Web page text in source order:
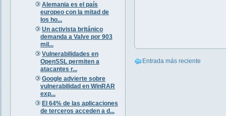
Alemania es el país
europeo con la mitad de
los ho...
Un activista británico
demanda a Valve por 903
mil...
Vulnerabilidades en
OpenSSL permiten a
atacantes r...
Google advierte sobre
vulnerabilidad en WinRAR
exp...
El 64% de las aplicaciones
de terceros acceden a d...
Entrada más reciente